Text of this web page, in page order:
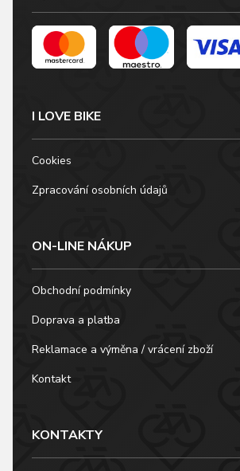
I LOVE BIKE
Cookies
Zpracování osobních údajů
ON-LINE NÁKUP
Obchodní podmínky
Doprava a platba
Reklamace a výměna / vrácení zboží
Kontakt
KONTAKTY